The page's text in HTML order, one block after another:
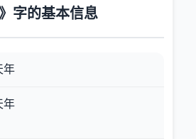
字的基本信息
年
年